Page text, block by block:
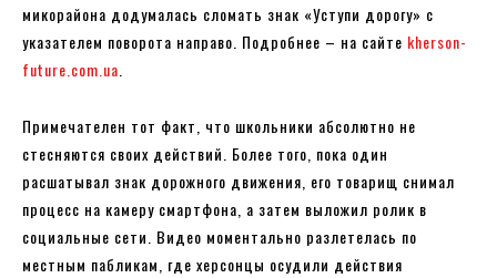
микорайона додумалась сломать знак «Уступи дорогу» с
указателем поворота направо. Подробнее – на сайте kherson-
future.com.ua
Примечателен тот факт, что школьники абсолютно не
стесняются своих действий. Более того, пока один
расшатывал знак дорожного движения, его товарищ снимал
процесс на камеру смартфона, а затем выложил ролик в
социальные сети. Видео моментально разлетелась по
местным пабликам, где херсонцы осудили действия